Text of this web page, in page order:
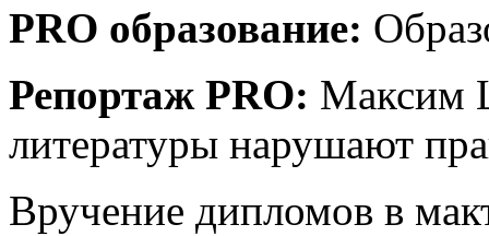
PRO образование:
Репортаж PRO: Максим
литературы нарушают
Вручение дипломов в